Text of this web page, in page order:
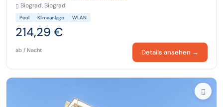
Biograd, Biograd
Pool Klimaanlage WLAN
214,29 €
ab / Nacht Details ansehen →